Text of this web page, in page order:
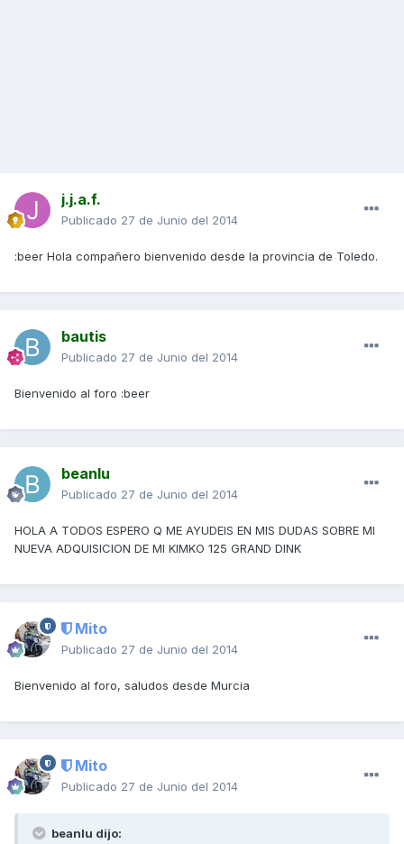
j.j.a.f.
Publicado 27 de Junio del 2014
:beer Hola compañero bienvenido desde la provincia de Toledo.
bautis
Publicado 27 de Junio del 2014
Bienvenido al foro :beer
beanlu
Publicado 27 de Junio del 2014
HOLA A TODOS ESPERO Q ME AYUDEIS EN MIS DUDAS SOBRE MI
NUEVA ADQUISICION DE MI KIMKO 125 GRAND DINK
Mito
Publicado 27 de Junio del 2014
Bienvenido al foro, saludos desde Murcia
Mito
Publicado 27 de Junio del 2014
beanlu dijo: